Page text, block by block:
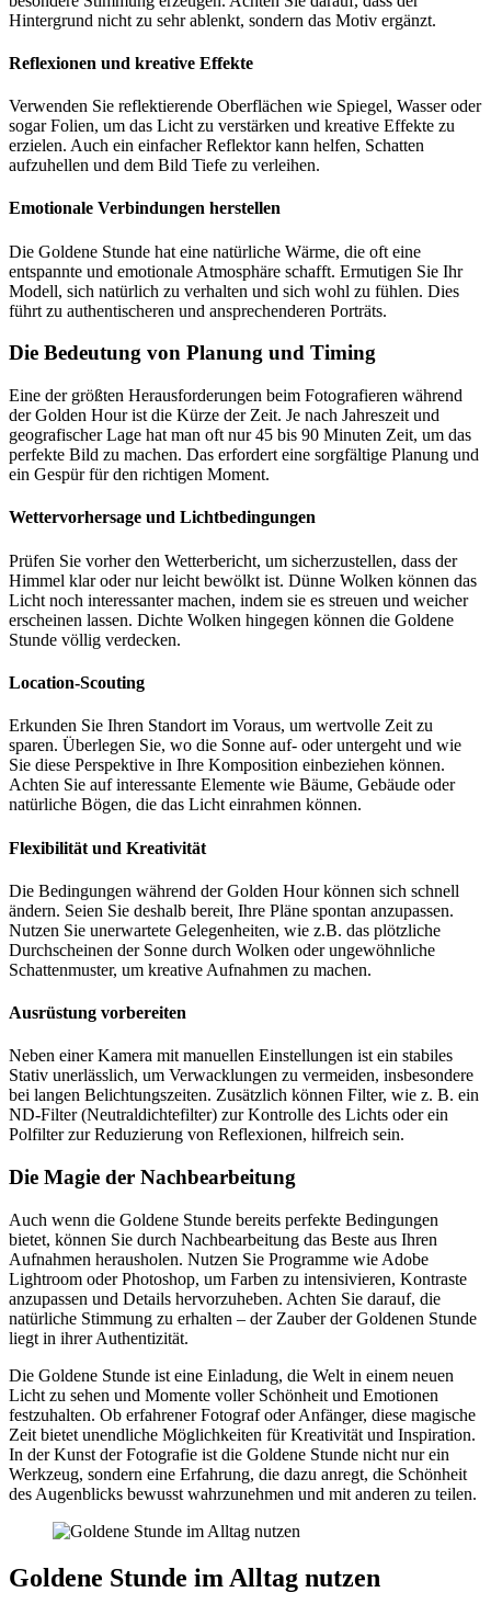
Hintergrund nicht zu sehr ablenkt, sondern das Motiv ergänzt.
Reflexionen und kreative Effekte
Verwenden Sie reflektierende Oberflächen wie Spiegel, Wasser oder
sogar Folien, um das Licht zu verstärken und kreative Effekte zu
erzielen. Auch ein einfacher Reflektor kann helfen, Schatten
aufzuhellen und dem Bild Tiefe zu verleihen.
Emotionale Verbindungen herstellen
Die Goldene Stunde hat eine natürliche Wärme, die oft eine
entspannte und emotionale Atmosphäre schafft. Ermutigen Sie Ihr
Modell, sich natürlich zu verhalten und sich wohl zu fühlen. Dies
führt zu authentischeren und ansprechenderen Porträts.
Die Bedeutung von Planung und Timing
Eine der größten Herausforderungen beim Fotografieren während
der Golden Hour ist die Kürze der Zeit. Je nach Jahreszeit und
geografischer Lage hat man oft nur 45 bis 90 Minuten Zeit, um das
perfekte Bild zu machen. Das erfordert eine sorgfältige Planung und
ein Gespür für den richtigen Moment.
Wettervorhersage und Lichtbedingungen
Prüfen Sie vorher den Wetterbericht, um sicherzustellen, dass der
Himmel klar oder nur leicht bewölkt ist. Dünne Wolken können das
Licht noch interessanter machen, indem sie es streuen und weicher
erscheinen lassen. Dichte Wolken hingegen können die Goldene
Stunde völlig verdecken.
Location-Scouting
Erkunden Sie Ihren Standort im Voraus, um wertvolle Zeit zu
sparen. Überlegen Sie, wo die Sonne auf- oder untergeht und wie
Sie diese Perspektive in Ihre Komposition einbeziehen können.
Achten Sie auf interessante Elemente wie Bäume, Gebäude oder
natürliche Bögen, die das Licht einrahmen können.
Flexibilität und Kreativität
Die Bedingungen während der Golden Hour können sich schnell
ändern. Seien Sie deshalb bereit, Ihre Pläne spontan anzupassen.
Nutzen Sie unerwartete Gelegenheiten, wie z.B. das plötzliche
Durchscheinen der Sonne durch Wolken oder ungewöhnliche
Schattenmuster, um kreative Aufnahmen zu machen.
Ausrüstung vorbereiten
Neben einer Kamera mit manuellen Einstellungen ist ein stabiles
Stativ unerlässlich, um Verwacklungen zu vermeiden, insbesondere
bei langen Belichtungszeiten. Zusätzlich können Filter, wie z. B. ein
ND-Filter (Neutraldichtefilter) zur Kontrolle des Lichts oder ein
Polfilter zur Reduzierung von Reflexionen, hilfreich sein.
Die Magie der Nachbearbeitung
Auch wenn die Goldene Stunde bereits perfekte Bedingungen
bietet, können Sie durch Nachbearbeitung das Beste aus Ihren
Aufnahmen herausholen. Nutzen Sie Programme wie Adobe
Lightroom oder Photoshop, um Farben zu intensivieren, Kontraste
anzupassen und Details hervorzuheben. Achten Sie darauf, die
natürliche Stimmung zu erhalten – der Zauber der Goldenen Stunde
liegt in ihrer Authentizität.
Die Goldene Stunde ist eine Einladung, die Welt in einem neuen
Licht zu sehen und Momente voller Schönheit und Emotionen
festzuhalten. Ob erfahrener Fotograf oder Anfänger, diese magische
Zeit bietet unendliche Möglichkeiten für Kreativität und Inspiration.
In der Kunst der Fotografie ist die Goldene Stunde nicht nur ein
Werkzeug, sondern eine Erfahrung, die dazu anregt, die Schönheit
des Augenblicks bewusst wahrzunehmen und mit anderen zu teilen.
Goldene Stunde im Alltag nutzen